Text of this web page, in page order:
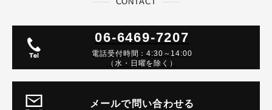
06-6469-7207
電話受付時間：4:30～14:00
（水・日曜を除く）
メールで問い合わせる